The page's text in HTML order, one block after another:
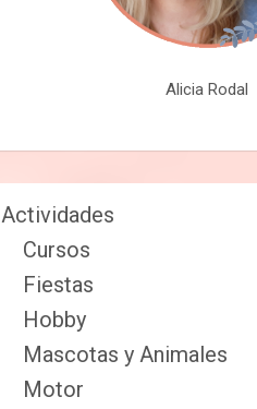
Alicia Rodal
Actividades
Cursos
Fiestas
Hobby
Mascotas y Animales
Motor